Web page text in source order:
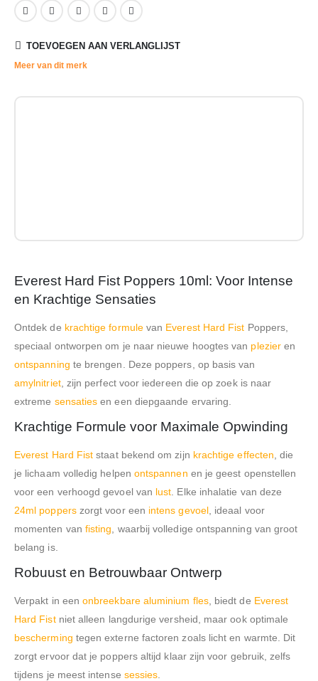
TOEVOEGEN AAN VERLANGLIJST
Meer van dit merk
Everest Hard Fist Poppers 10ml: Voor Intense
en Krachtige Sensaties
Ontdek de krachtige formulevan Everest Hard Fist Poppers,
speciaal ontworpen om je naar nieuwe hoogtes van plezieren
ontspanning te brengen. Deze poppers, op basis van
amylnitriet, zijn perfect voor iedereen die op zoek is naar
extreme sensaties en een diepgaande ervaring.
Krachtige Formule voor Maximale Opwinding
Everest Hard Fist staat bekend om zijn krachtige effecten , die
je lichaam volledig helpen ontspannen en je geest openstellen
voor een verhoogd gevoel van lust . Elke inhalatie van deze
24ml popperszorgt voor een intens gevoel, ideaal voor
momenten van fisting , waarbij volledige ontspanning van groot
belang is.
Robuust en Betrouwbaar Ontwerp
Verpakt in eenonbreekbare aluminium fles, biedt de Everest
Hard Fistniet alleen langdurige versheid, maar ook optimale
bescherming tegen externe factoren zoals licht en warmte. Dit
zorgt ervoor dat je poppers altijd klaar zijn voor gebruik, zelfs
tijdens je meest intense sessies